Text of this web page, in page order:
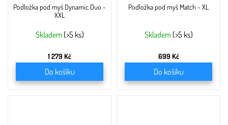
Podložka pod myš Dynamic Duo -
XXL
Skladem (>5 ks)
1 279 Kč
Do košíku
Podložka pod myš Match - XL
Skladem (>5 ks)
699 Kč
Do košíku